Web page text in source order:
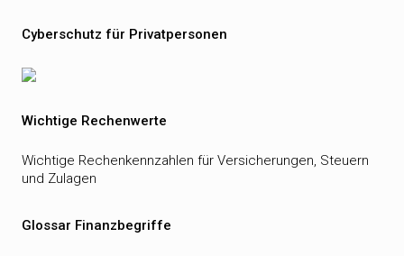
Cyberschutz für Privatpersonen
Wichtige Rechenwerte
Wichtige Rechenkennzahlen für Versicherungen, Steuern
und Zulagen
Glossar Finanzbegriffe